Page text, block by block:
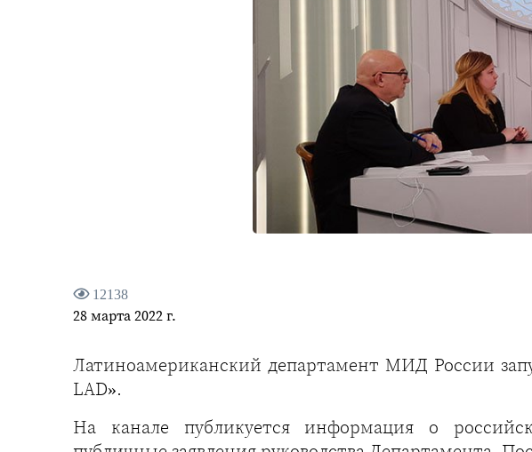
12138
28 марта 2022 г.
Латиноамериканский департамент МИД России
LAD».
На канале публикуется информация о